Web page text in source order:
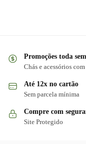
Promoções toda
Chás e acessórios
Até 12x no cartão
Sem parcela mínima
Compre com
Site Protegido